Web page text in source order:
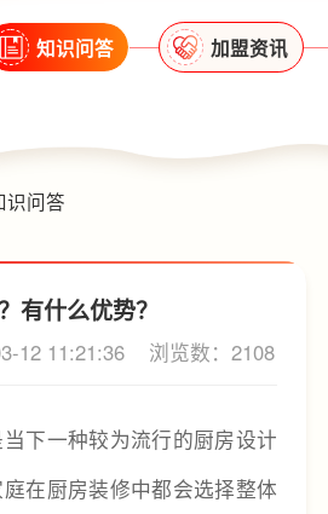
知识问答 加盟资讯
识问答
有什么优势？
12 11:21:36 浏览数：2108
下一种较为流行的厨房设计
在厨房装修中都会选择整体